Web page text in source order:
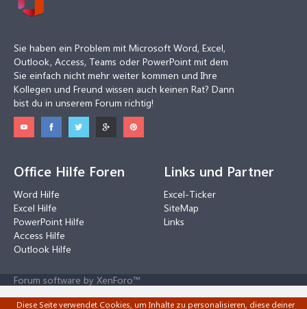
Sie haben ein Problem mit Microsoft Word, Excel,
Outlook, Access, Teams oder PowerPoint mit dem
Sie einfach nicht mehr weiter kommen und Ihre
Kollegen und Freund wissen auch keinen Rat? Dann
bist du in unserem Forum richtig!
Office Hilfe Foren
Word Hilfe
Excel Hilfe
PowerPoint Hilfe
Access Hilfe
Outlook Hilfe
Links und Partner
Excel-Ticker
SiteMap
Links
Forum software by XenForo™
Diese Seite verwendet Cookies, um Inhalte zu personalisieren, diese deiner